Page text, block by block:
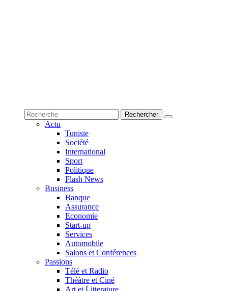
Actu
Tunisie
Société
International
Sport
Politique
Flash News
Business
Banque
Assurance
Economie
Start-up
Services
Automobile
Salons et Conférences
Passions
Télé et Radio
Théàtre et Ciné
Art et Litterature